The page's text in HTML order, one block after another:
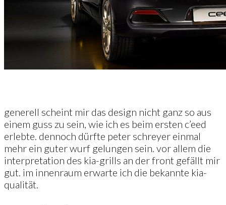
generell scheint mir das design nicht ganz so aus
einem guss zu sein, wie ich es beim ersten c’eed
erlebte. dennoch dürfte peter schreyer einmal
mehr ein guter wurf gelungen sein. vor allem die
interpretation des kia-grills an der front gefällt mir
gut. im innenraum erwarte ich die bekannte kia-
qualität.